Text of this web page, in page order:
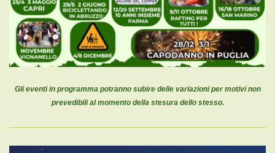
Gli eventi in programma potranno subire delle variazioni per motivi non
prevedibili al momento della stesura dello stesso.